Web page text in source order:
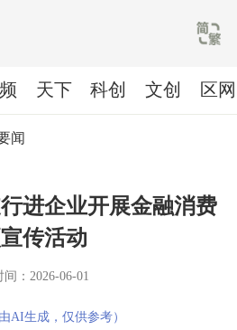
闻
天下 科创 文创 区网
进企业开展金融消费
传活动
间：2026-06-01
AI生成，仅供参考）